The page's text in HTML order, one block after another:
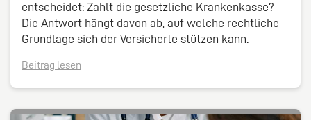
entscheidet: Zahlt die gesetzliche Krankenkasse?
Die Antwort hängt davon ab, auf welche rechtliche
Grundlage sich der Versicherte stützen kann.
Beitrag lesen